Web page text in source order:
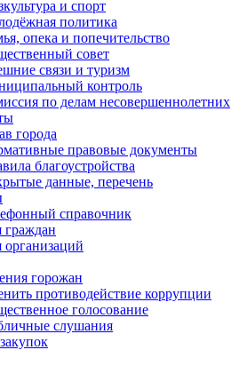
и спорт
политика
опека и попечительство
совет
связи и туризм
контроль
по делам несовершеннолетних
города
правовые документы
благоустройства
данные, перечень
справочник
граждан
организаций
горожан
противодействие коррупции
голосование
слушания